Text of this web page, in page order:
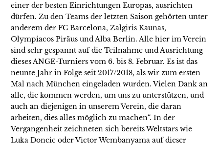
einer der besten Einrichtungen Europas, ausrichten
dürfen. Zu den Teams der letzten Saison gehörten unter
anderem der FC Barcelona, Zalgiris Kaunas,
Olympiacos Piräus und Alba Berlin. Alle hier im Verein
sind sehr gespannt auf die Teilnahme und Ausrichtung
dieses ANGE-Turniers vom 6. bis 8. Februar. Es ist das
neunte Jahr in Folge seit 2017/2018, als wir zum ersten
Mal nach München eingeladen wurden. Vielen Dank an
alle, die kommen werden, um uns zu unterstützen, und
auch an diejenigen in unserem Verein, die daran
arbeiten, dies alles möglich zu machen“. In der
Vergangenheit zeichneten sich bereits Weltstars wie
Luka Doncic oder Victor Wembanyama auf dieser